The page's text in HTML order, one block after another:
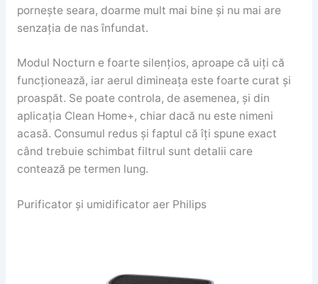
pornește seara, doarme mult mai bine și nu mai are
senzația de nas înfundat.
Modul Nocturn e foarte silențios, aproape că uiți că
funcționează, iar aerul dimineața este foarte curat și
proaspăt. Se poate controla, de asemenea, și din
aplicația Clean Home+, chiar dacă nu este nimeni
acasă. Consumul redus și faptul că îți spune exact
când trebuie schimbat filtrul sunt detalii care
contează pe termen lung.
Purificator și umidificator aer Philips